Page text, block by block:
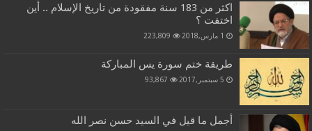
اكثر من 183 سنة مفقودة من تاريخ الإسلام .. أين
اختفت ؟
1 مارس,2018 223,809
طريقة ختم سورة يس المباركة
5 سبتمبر,2017 93,867
أجمل ما قيل في السيد حسن نصر الله